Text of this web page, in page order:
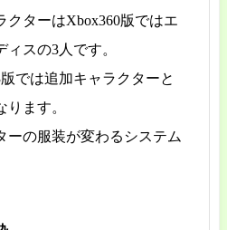
クターはXbox360版ではエ
スの3人です。
では追加キャラクターと
ます。
ーの服装が変わるシステム